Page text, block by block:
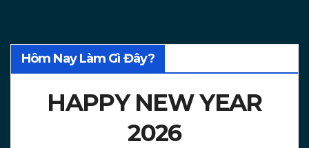
Hôm Nay Làm Gì Đây?
HAPPY NEW YEAR
2026